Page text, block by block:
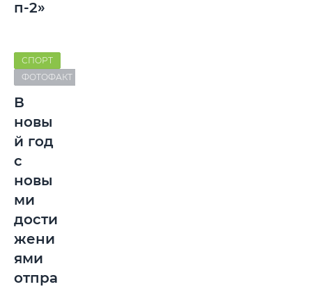
п-2»
СПОРТ
ФОТОФАКТ
В
новы
й год
с
новы
ми
дости
жени
ями
отпра